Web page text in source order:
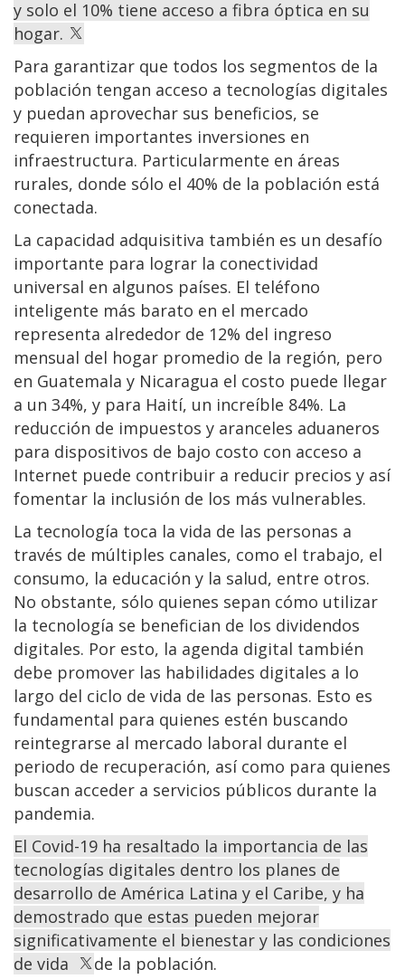
y solo el 10% tiene acceso a fibra óptica en su
hogar.
Para garantizar que todos los segmentos de la
población tengan acceso a tecnologías digitales
y puedan aprovechar sus beneficios, se
requieren importantes inversiones en
infraestructura. Particularmente en áreas
rurales, donde sólo el 40% de la población está
conectada.
La capacidad adquisitiva también es un desafío
importante para lograr la conectividad
universal en algunos países. El teléfono
inteligente más barato en el mercado
representa alrededor de 12% del ingreso
mensual del hogar promedio de la región, pero
en Guatemala y Nicaragua el costo puede llegar
a un 34%, y para Haití, un increíble 84%. La
reducción de impuestos y aranceles aduaneros
para dispositivos de bajo costo con acceso a
Internet puede contribuir a reducir precios y así
fomentar la inclusión de los más vulnerables.
La tecnología toca la vida de las personas a
través de múltiples canales, como el trabajo, el
consumo, la educación y la salud, entre otros.
No obstante, sólo quienes sepan cómo utilizar
la tecnología se benefician de los dividendos
digitales. Por esto, la agenda digital también
debe promover las habilidades digitales a lo
largo del ciclo de vida de las personas. Esto es
fundamental para quienes estén buscando
reintegrarse al mercado laboral durante el
periodo de recuperación, así como para quienes
buscan acceder a servicios públicos durante la
pandemia.
El Covid-19 ha resaltado la importancia de las
tecnologías digitales dentro los planes de
desarrollo de América Latina y el Caribe, y ha
demostrado que estas pueden mejorar
significativamente el bienestar y las condiciones
de vida
de la población.